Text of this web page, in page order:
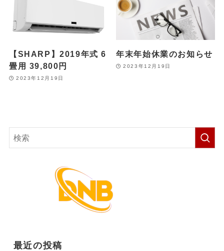
【SHARP】2019年式 6
畳用 39,800円
2023年12月19日
年末年始休業のお知らせ
2023年12月19日
最近の投稿